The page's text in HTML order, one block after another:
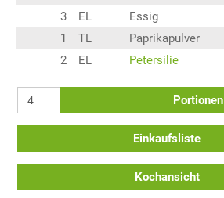
3
EL
Essig
1
TL
Paprikapulver
2
EL Petersilie
Portionen
Einkaufsliste
Kochansicht